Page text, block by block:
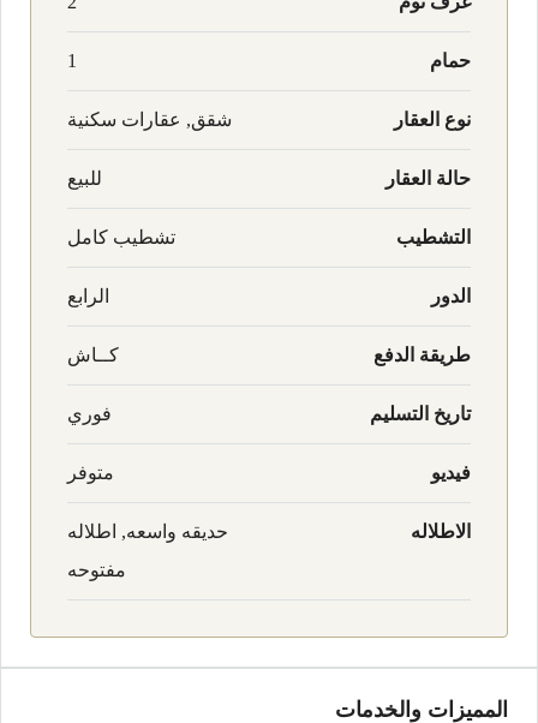
حمام 1
نوع العقار شقق, عقارات سكنية
حالة العقار للبيع
التشطيب تشطيب كامل
الدور الرابع
طريقة الدفع كــاش
تاريخ التسليم فوري
فيديو متوفر
الاطلاله
حديقه واسعه, اطلاله
مفتوحه
المميزات والخدمات